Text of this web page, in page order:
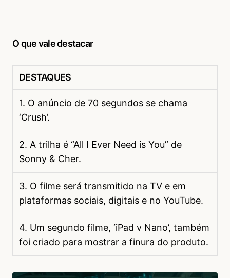
O que vale destacar
DESTAQUES
1. O anúncio de 70 segundos se chama
‘Crush’.
2. A trilha é “All I Ever Need is You” de
Sonny & Cher.
3. O filme será transmitido na TV e em
plataformas sociais, digitais e no YouTube.
4. Um segundo filme, ‘iPad v Nano’, também
foi criado para mostrar a finura do produto.